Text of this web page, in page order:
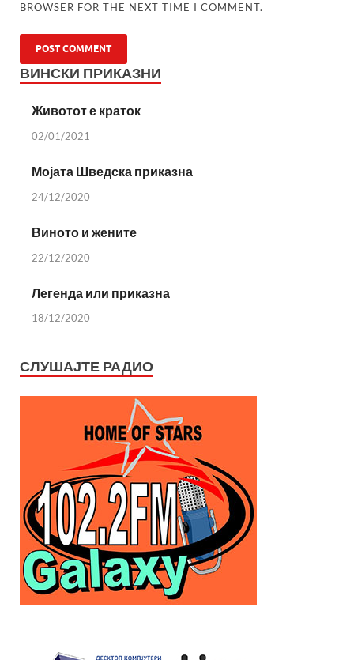
BROWSER FOR THE NEXT TIME I COMMENT.
ВИНСКИ ПРИКАЗНИ
Животот е краток
02/01/2021
Мојата Шведска приказна
24/12/2020
Виното и жените
22/12/2020
Легенда или приказна
18/12/2020
СЛУШАЈТЕ РАДИО